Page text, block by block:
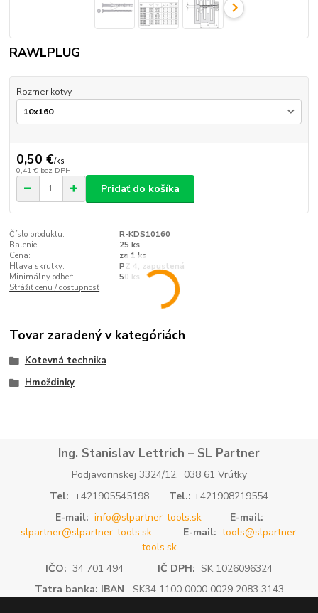
RAWLPLUG
Rozmer kotvy
0,50 €/ks
0,41 € bez DPH
Pridať do košíka
Číslo produktu:
R-KDS10160
Balenie:
25 ks
Cena:
za 1 ks
Hlava skrutky:
PZ 4, zapustená
Minimálny odber:
50 ks
Strážiť cenu / dostupnosť
Tovar zaradený v kategóriách
Kotevná technika
Hmoždinky
Ing. Stanislav Lettrich – SL Partner
Podjavorinskej 3324/12, 038 61 Vrútky
Tel: +421905545198 Tel.: +421908219554
E-mail: info@slpartner-tools.sk
E-mail:
slpartner@slpartner-tools.sk
E-mail: tools@slpartner-
tools.sk
IČO: 34 701 494 IČ DPH: SK 1026096324
Tatra banka: IBAN SK34 1100 0000 0029 2083 3143